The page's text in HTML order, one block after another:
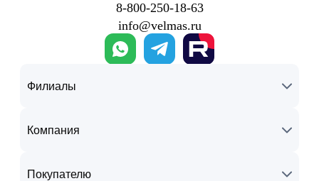
8‑800‑250‑18‑63
info@velmas.ru
Филиалы
Компания
Покупателю